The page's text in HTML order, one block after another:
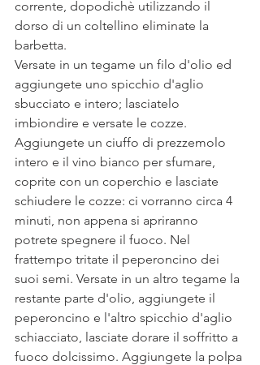
corrente, dopodichè utilizzando il
dorso di un coltellino eliminate la
barbetta.
Versate in un tegame un filo d'olio ed
aggiungete uno spicchio d'aglio
sbucciato e intero; lasciatelo
imbiondire e versate le cozze.
Aggiungete un ciuffo di prezzemolo
intero e il vino bianco per sfumare,
coprite con un coperchio e lasciate
schiudere le cozze: ci vorranno circa 4
minuti, non appena si apriranno
potrete spegnere il fuoco. Nel
frattempo tritate il peperoncino dei
suoi semi. Versate in un altro tegame la
restante parte d'olio, aggiungete il
peperoncino e l'altro spicchio d'aglio
schiacciato, lasciate dorare il soffritto a
fuoco dolcissimo. Aggiungete la polpa